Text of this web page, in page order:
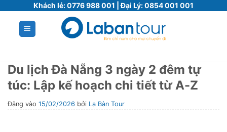
Khách lẻ:0776 988 001 | Đại Lý:0854 001 001
Du lịch Đà Nẵng 3 ngày 2 đêm tự
túc: Lập kế hoạch chi tiết từ A-Z
Đăng vào 15/02/2026 bởi La Bàn Tour